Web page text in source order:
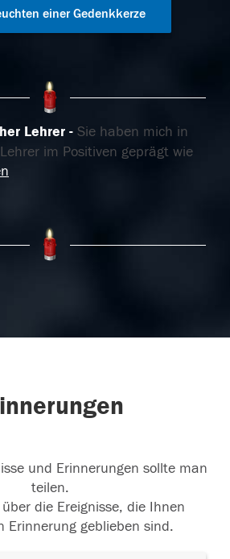
einer Gedenkkerze
Lehrer
Sie haben mich in
im Positiven geprägt wie
und Erinnerungen sollte man
teilen.
die Ereignisse, die Ihnen
Erinnerung geblieben sind.